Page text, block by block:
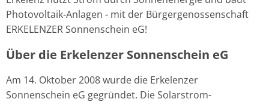
Photovoltaik-Anlagen - mit der Bürgergenossenschaft
ERKELENZER Sonnenschein eG!
Über die Erkelenzer Sonnenschein eG
Am 14. Oktober 2008 wurde die Erkelenzer
Sonnenschein eG gegründet. Die Solarstrom-